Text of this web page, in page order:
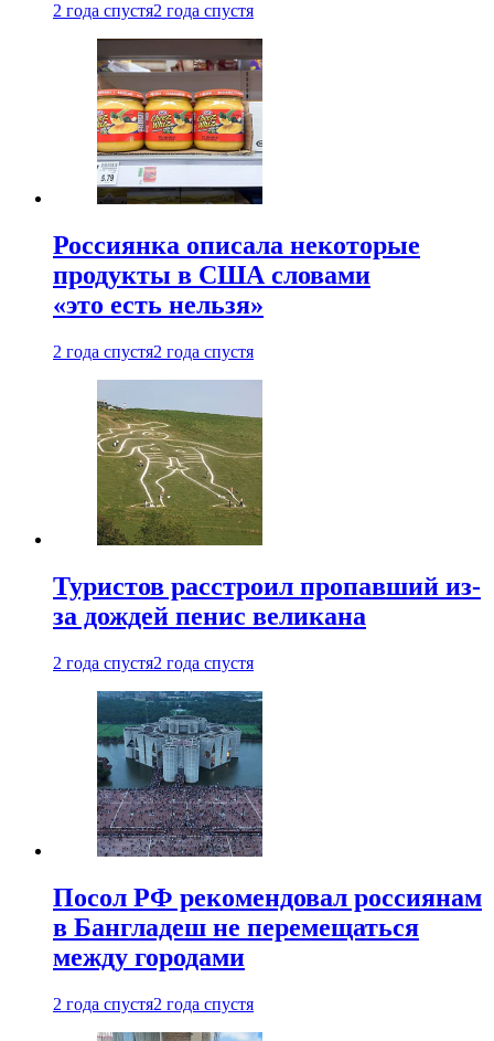
2 года спустя2 года спустя
Россиянка описала некоторые
продукты в США словами
«это есть нельзя»
2 года спустя2 года спустя
Туристов расстроил пропавший из-
за дождей пенис великана
2 года спустя2 года спустя
Посол РФ рекомендовал россиянам
в Бангладеш не перемещаться
между городами
2 года спустя2 года спустя